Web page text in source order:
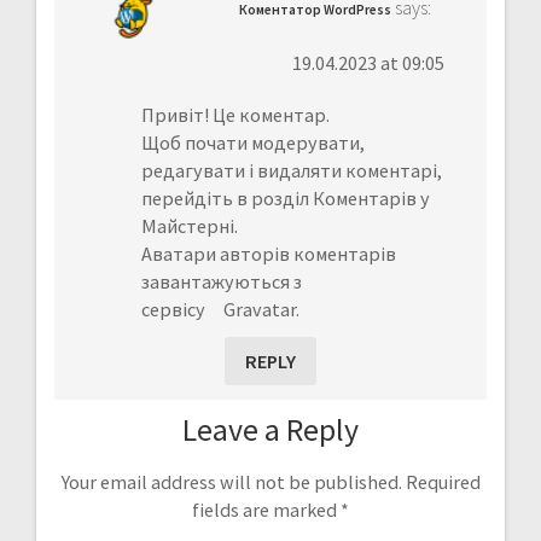
Коментатор WordPress says:
19.04.2023 at 09:05
Привіт! Це коментар.
Щоб почати модерувати,
редагувати і видаляти коментарі,
перейдіть в розділ Коментарів у
Майстерні.
Аватари авторів коментарів
завантажуються з
сервісу
Gravatar.
REPLY
Leave a Reply
Your email address will not be published. Required
fields are marked *